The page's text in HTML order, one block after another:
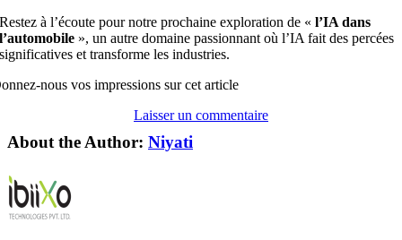
Restez à l’écoute pour notre prochaine exploration de «l’IA dans
l’automobile », un autre domaine passionnant où l’IA fait des percées
significatives et transforme les industries.
nous vos impressions sur cet article
Laisser un commentaire
About the Author: Niyati